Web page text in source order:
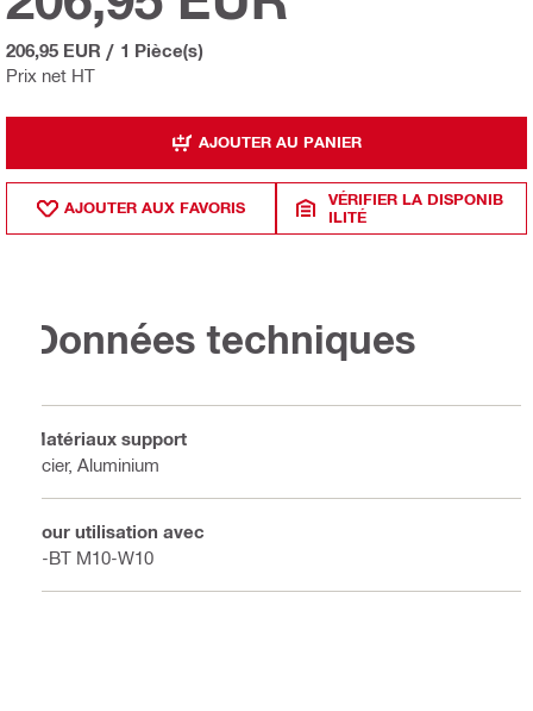
Prix net HT
206,95 EUR / 1 Pièce(s)
AJOUTER AU PANIER
AJOUTER AUX FAVORIS
VÉRIFIER LA DISPONIB
ILITÉ
Données techniques
Matériaux support
Acier, Aluminium
Pour utilisation avec
S-BT M10-W10